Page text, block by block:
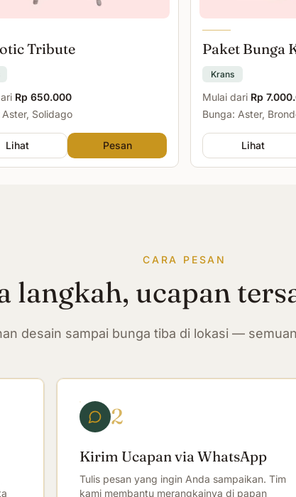
Tribute
Rp 650.000
Aster, Solidago
Lihat Pesan
Paket Bunga
Krans
Mulai dari Rp
Bunga: Aster,
Lihat
CARA PESAN
langkah, ucapan
desain sampai bunga tiba di lokasi —
2
Kirim Ucapan via WhatsApp
Tulis pesan yang ingin Anda sampaikan. Tim
kami membantu merangkainya di papan